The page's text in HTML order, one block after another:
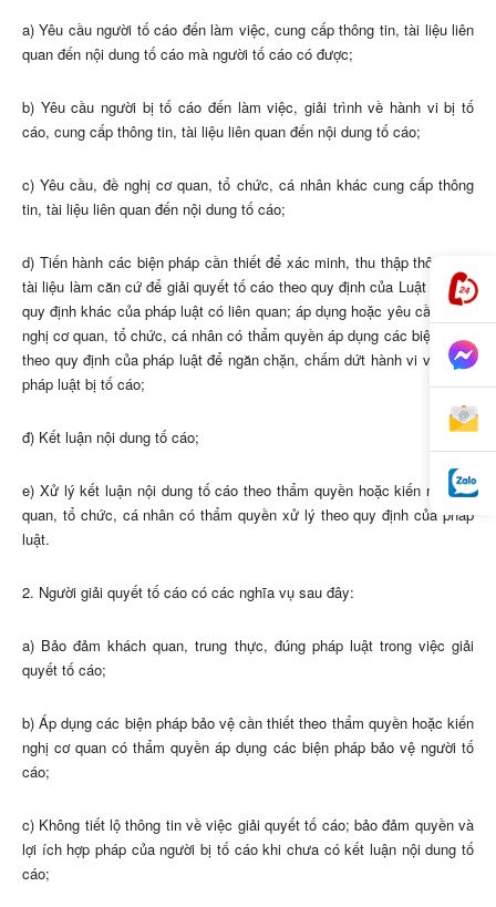
a) Yêu cầu người tố cáo đến làm việc, cung cấp thông tin, tài liệu liên
quan đến nội dung tố cáo mà người tố cáo có được;
b) Yêu cầu người bị tố cáo đến làm việc, giải trình về hành vi bị tố
cáo, cung cấp thông tin, tài liệu liên quan đến nội dung tố cáo;
c) Yêu cầu, đề nghị cơ quan, tổ chức, cá nhân khác cung cấp thông
tin, tài liệu liên quan đến nội dung tố cáo;
d) Tiến hành các biện pháp cần thiết để xác minh, thu thập thông tin,
tài liệu làm căn cứ để giải quyết tố cáo theo quy định của Luật này và
quy định khác của pháp luật có liên quan; áp dụng hoặc yêu cầu, kiến
nghị cơ quan, tổ chức, cá nhân có thẩm quyền áp dụng các biện pháp
theo quy định của pháp luật để ngăn chặn, chấm dứt hành vi vi phạm
pháp luật bị tố cáo;
đ) Kết luận nội dung tố cáo;
e) Xử lý kết luận nội dung tố cáo theo thẩm quyền hoặc kiến nghị cơ
quan, tổ chức, cá nhân có thẩm quyền xử lý theo quy định của pháp
luật.
2. Người giải quyết tố cáo có các nghĩa vụ sau đây:
a) Bảo đảm khách quan, trung thực, đúng pháp luật trong việc giải
quyết tố cáo;
b) Áp dụng các biện pháp bảo vệ cần thiết theo thẩm quyền hoặc kiến
nghị cơ quan có thẩm quyền áp dụng các biện pháp bảo vệ người tố
cáo;
c) Không tiết lộ thông tin về việc giải quyết tố cáo; bảo đảm quyền và
lợi ích hợp pháp của người bị tố cáo khi chưa có kết luận nội dung tố
cáo;